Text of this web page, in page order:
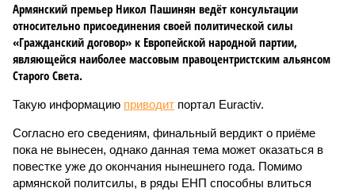
Армянский премьер Никол Пашинян ведёт консультации
относительно присоединения своей политической силы
«Гражданский договор» к Европейской народной партии,
являющейся наиболее массовым правоцентристским альянсом
Старого Света.
Такую информацию приводит портал Euractiv.
Согласно его сведениям, финальный вердикт о приёме
пока не вынесен, однако данная тема может оказаться в
повестке уже до окончания нынешнего года. Помимо
армянской политсилы, в ряды ЕНП способны влиться